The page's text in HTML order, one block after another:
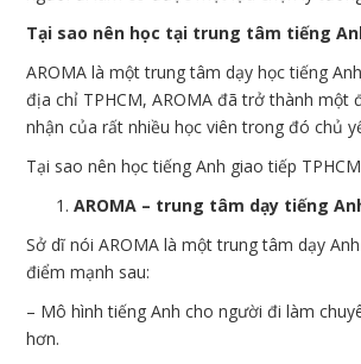
Tại sao nên học tại trung tâm tiếng
AROMA là một trung tâm dạy học tiếng
địa chỉ TPHCM, AROMA đã trở thành
nhận của rất nhiều học viên trong đó chủ
Tại sao nên học tiếng Anh giao tiếp
AROMA – trung tâm dạy tiếng
Sở dĩ nói AROMA là một trung tâm dạy
điểm mạnh sau:
– Mô hình tiếng Anh cho người đi làm
hơn.